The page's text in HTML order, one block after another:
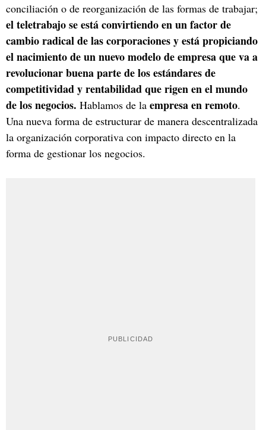
conciliación o de reorganización de las formas de trabajar;
el teletrabajo se está convirtiendo en un factor de
cambio radical de las corporaciones y está propiciando
el nacimiento de un nuevo modelo de empresa que va a
revolucionar buena parte de los estándares de
competitividad y rentabilidad que rigen en el mundo
de los negocios. Hablamos de la empresa en remoto.
Una nueva forma de estructurar de manera descentralizada
la organización corporativa con impacto directo en la
forma de gestionar los negocios.